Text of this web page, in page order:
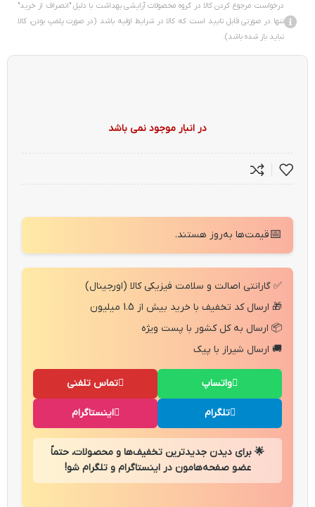
درخواست مرجوع کردن کالا در گروه محصولات آرایشی بهداشت با دلیل "انصراف از خرید"
تنها در صورتی قابل تایید است که کالا در شرایط اولیه باشد (در صورت پلمپ بودن، کالا
نباید باز شده باشد).
در انبار موجود نمی باشد
📅قیمت‌ها به‌روز هستند.
✅ گارانتی اصالت و سلامت فیزیکی کالا (اورجینال)
🎁 ارسال کد تخفیف با خرید بیش از 1.5 میلیون
📦 ارسال به کل کشور با پست ویژه
🚚 ارسال شیراز با پیک
تماس تلفنی واتساپ
اینستاگرام تلگرام
🌟 برای دیدن جدیدترین تخفیف‌ها و محصولات، حتماً
عضو صفحه‌هامون در اینستاگرام و تلگرام شو!